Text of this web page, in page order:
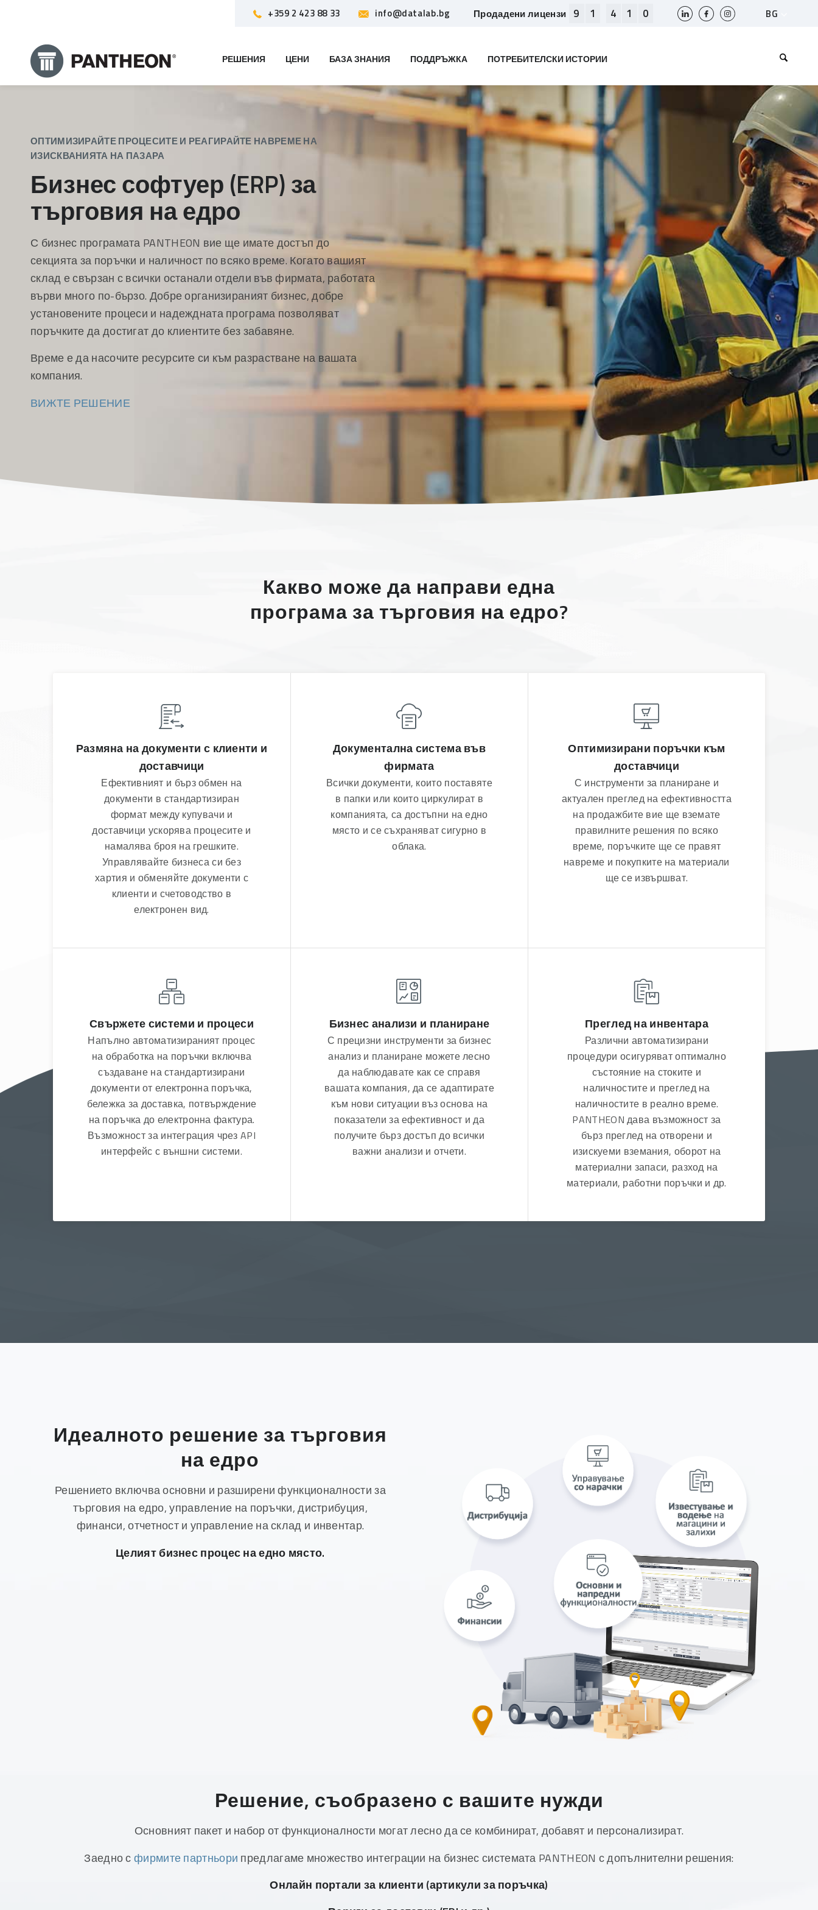
+359 2 423 88 33 info@datalab.bg Продадени лицензи 9 1 4 1 0
BG
EN
BIH
МК
RS
AL
ME
KS
РЕШЕНИЯ ЦЕНИ БАЗА ЗНАНИЯ ПОДДРЪЖКА ПОТРЕБИТЕЛСКИ ИСТОРИИ
ОПТИМИЗИРАЙТЕ ПРОЦЕСИТЕ И РЕАГИРАЙТЕ НАВРЕМЕ НА
ИЗИСКВАНИЯТА НА ПАЗАРА
Бизнес софтуер (ERP) за
търговия на едро
С бизнес програмата PANTHEON вие ще имате достъп до
секцията за поръчки и наличност по всяко време. Когато вашият
склад е свързан с всички останали отдели във фирмата, работата
върви много по-бързо. Добре организираният бизнес, добре
установените процеси и надеждната програма позволяват
поръчките да достигат до клиентите без забавяне.
Време е да насочите ресурсите си към разрастване на вашата
компания.
ВИЖТЕ РЕШЕНИЕ
Какво може да направи една
програма за търговия на едро?
Размяна на документи с клиенти и
доставчици
Ефективният и бърз обмен на
документи в стандартизиран
формат между купувачи и
доставчици ускорява процесите и
намалява броя на грешките.
Управлявайте бизнеса си без
хартия и обменяйте документи с
клиенти и счетоводство в
електронен вид.
Документална система във
фирмата
Всички документи, които поставяте
в папки или които циркулират в
компанията, са достъпни на едно
място и се съхраняват сигурно в
облака.
Оптимизирани поръчки към
доставчици
С инструменти за планиране и
актуален преглед на ефективността
на продажбите вие ще вземате
правилните решения по всяко
време, поръчките ще се правят
навреме и покупките на материали
ще се извършват.
Свържете системи и процеси
Напълно автоматизираният процес
на обработка на поръчки включва
създаване на стандартизирани
документи от електронна поръчка,
бележка за доставка, потвърждение
на поръчка до електронна фактура.
Възможност за интеграция чрез API
интерфейс с външни системи.
Бизнес анализи и планиране
С прецизни инструменти за бизнес
анализ и планиране можете лесно
да наблюдавате как се справя
вашата компания, да се адаптирате
към нови ситуации въз основа на
показатели за ефективност и да
получите бърз достъп до всички
важни анализи и отчети.
Преглед на инвентара
Различни автоматизирани
процедури осигуряват оптимално
състояние на стоките и
наличностите и преглед на
наличностите в реално време.
PANTHEON дава възможност за
бърз преглед на отворени и
изискуеми вземания, оборот на
материални запаси, разход на
материали, работни поръчки и др.
Идеалното решение за търговия
на едро
Решението включва основни и разширени функционалности за
търговия на едро, управление на поръчки, дистрибуция,
финанси, отчетност и управление на склад и инвентар.
Целият бизнес процес на едно място.
Решение, съобразено с вашите нужди
Основният пакет и набор от функционалности могат лесно да се комбинират, добавят и персонализират.
Заедно сфирмите партньори предлагаме множество интеграции на бизнес системата PANTHEON с допълнителни решения:
Онлайн портали за клиенти (артикули за поръчка)